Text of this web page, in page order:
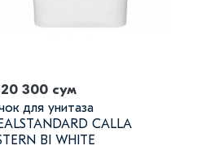
300 сум
для унитаза
CALLA
BI WHITE